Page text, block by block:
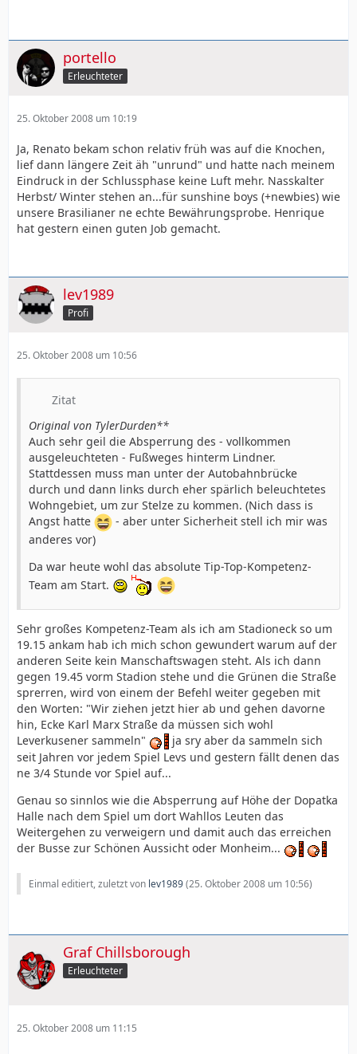
portello
Erleuchteter
25. Oktober 2008 um 10:19
Ja, Renato bekam schon relativ früh was auf die Knochen,
lief dann längere Zeit äh "unrund" und hatte nach meinem
Eindruck in der Schlussphase keine Luft mehr. Nasskalter
Herbst/ Winter stehen an...für sunshine boys (+newbies) wie
unsere Brasilianer ne echte Bewährungsprobe. Henrique
hat gestern einen guten Job gemacht.
lev1989
Profi
25. Oktober 2008 um 10:56
Zitat
Original von TylerDurden**
Auch sehr geil die Absperrung des - vollkommen
ausgeleuchteten - Fußweges hinterm Lindner.
Stattdessen muss man unter der Autobahnbrücke
durch und dann links durch eher spärlich beleuchtetes
Wohngebiet, um zur Stelze zu kommen. (Nich dass is
Angst hatte
- aber unter Sicherheit stell ich mir was
anderes vor)
Da war heute wohl das absolute Tip-Top-Kompetenz-
Team am Start.
Sehr großes Kompetenz-Team als ich am Stadioneck so um
19.15 ankam hab ich mich schon gewundert warum auf der
anderen Seite kein Manschaftswagen steht. Als ich dann
gegen 19.45 vorm Stadion stehe und die Grünen die Straße
sprerren, wird von einem der Befehl weiter gegeben mit
den Worten: "Wir ziehen jetzt hier ab und gehen davorne
hin, Ecke Karl Marx Straße da müssen sich wohl
Leverkusener sammeln"
ja sry aber da sammeln sich
seit Jahren vor jedem Spiel Levs und gestern fällt denen das
ne 3/4 Stunde vor Spiel auf...
Genau so sinnlos wie die Absperrung auf Höhe der Dopatka
Halle nach dem Spiel um dort Wahllos Leuten das
Weitergehen zu verweigern und damit auch das erreichen
der Busse zur Schönen Aussicht oder Monheim...
Einmal editiert, zuletzt von lev1989(25. Oktober 2008 um 10:56)
Graf Chillsborough
Erleuchteter
25. Oktober 2008 um 11:15